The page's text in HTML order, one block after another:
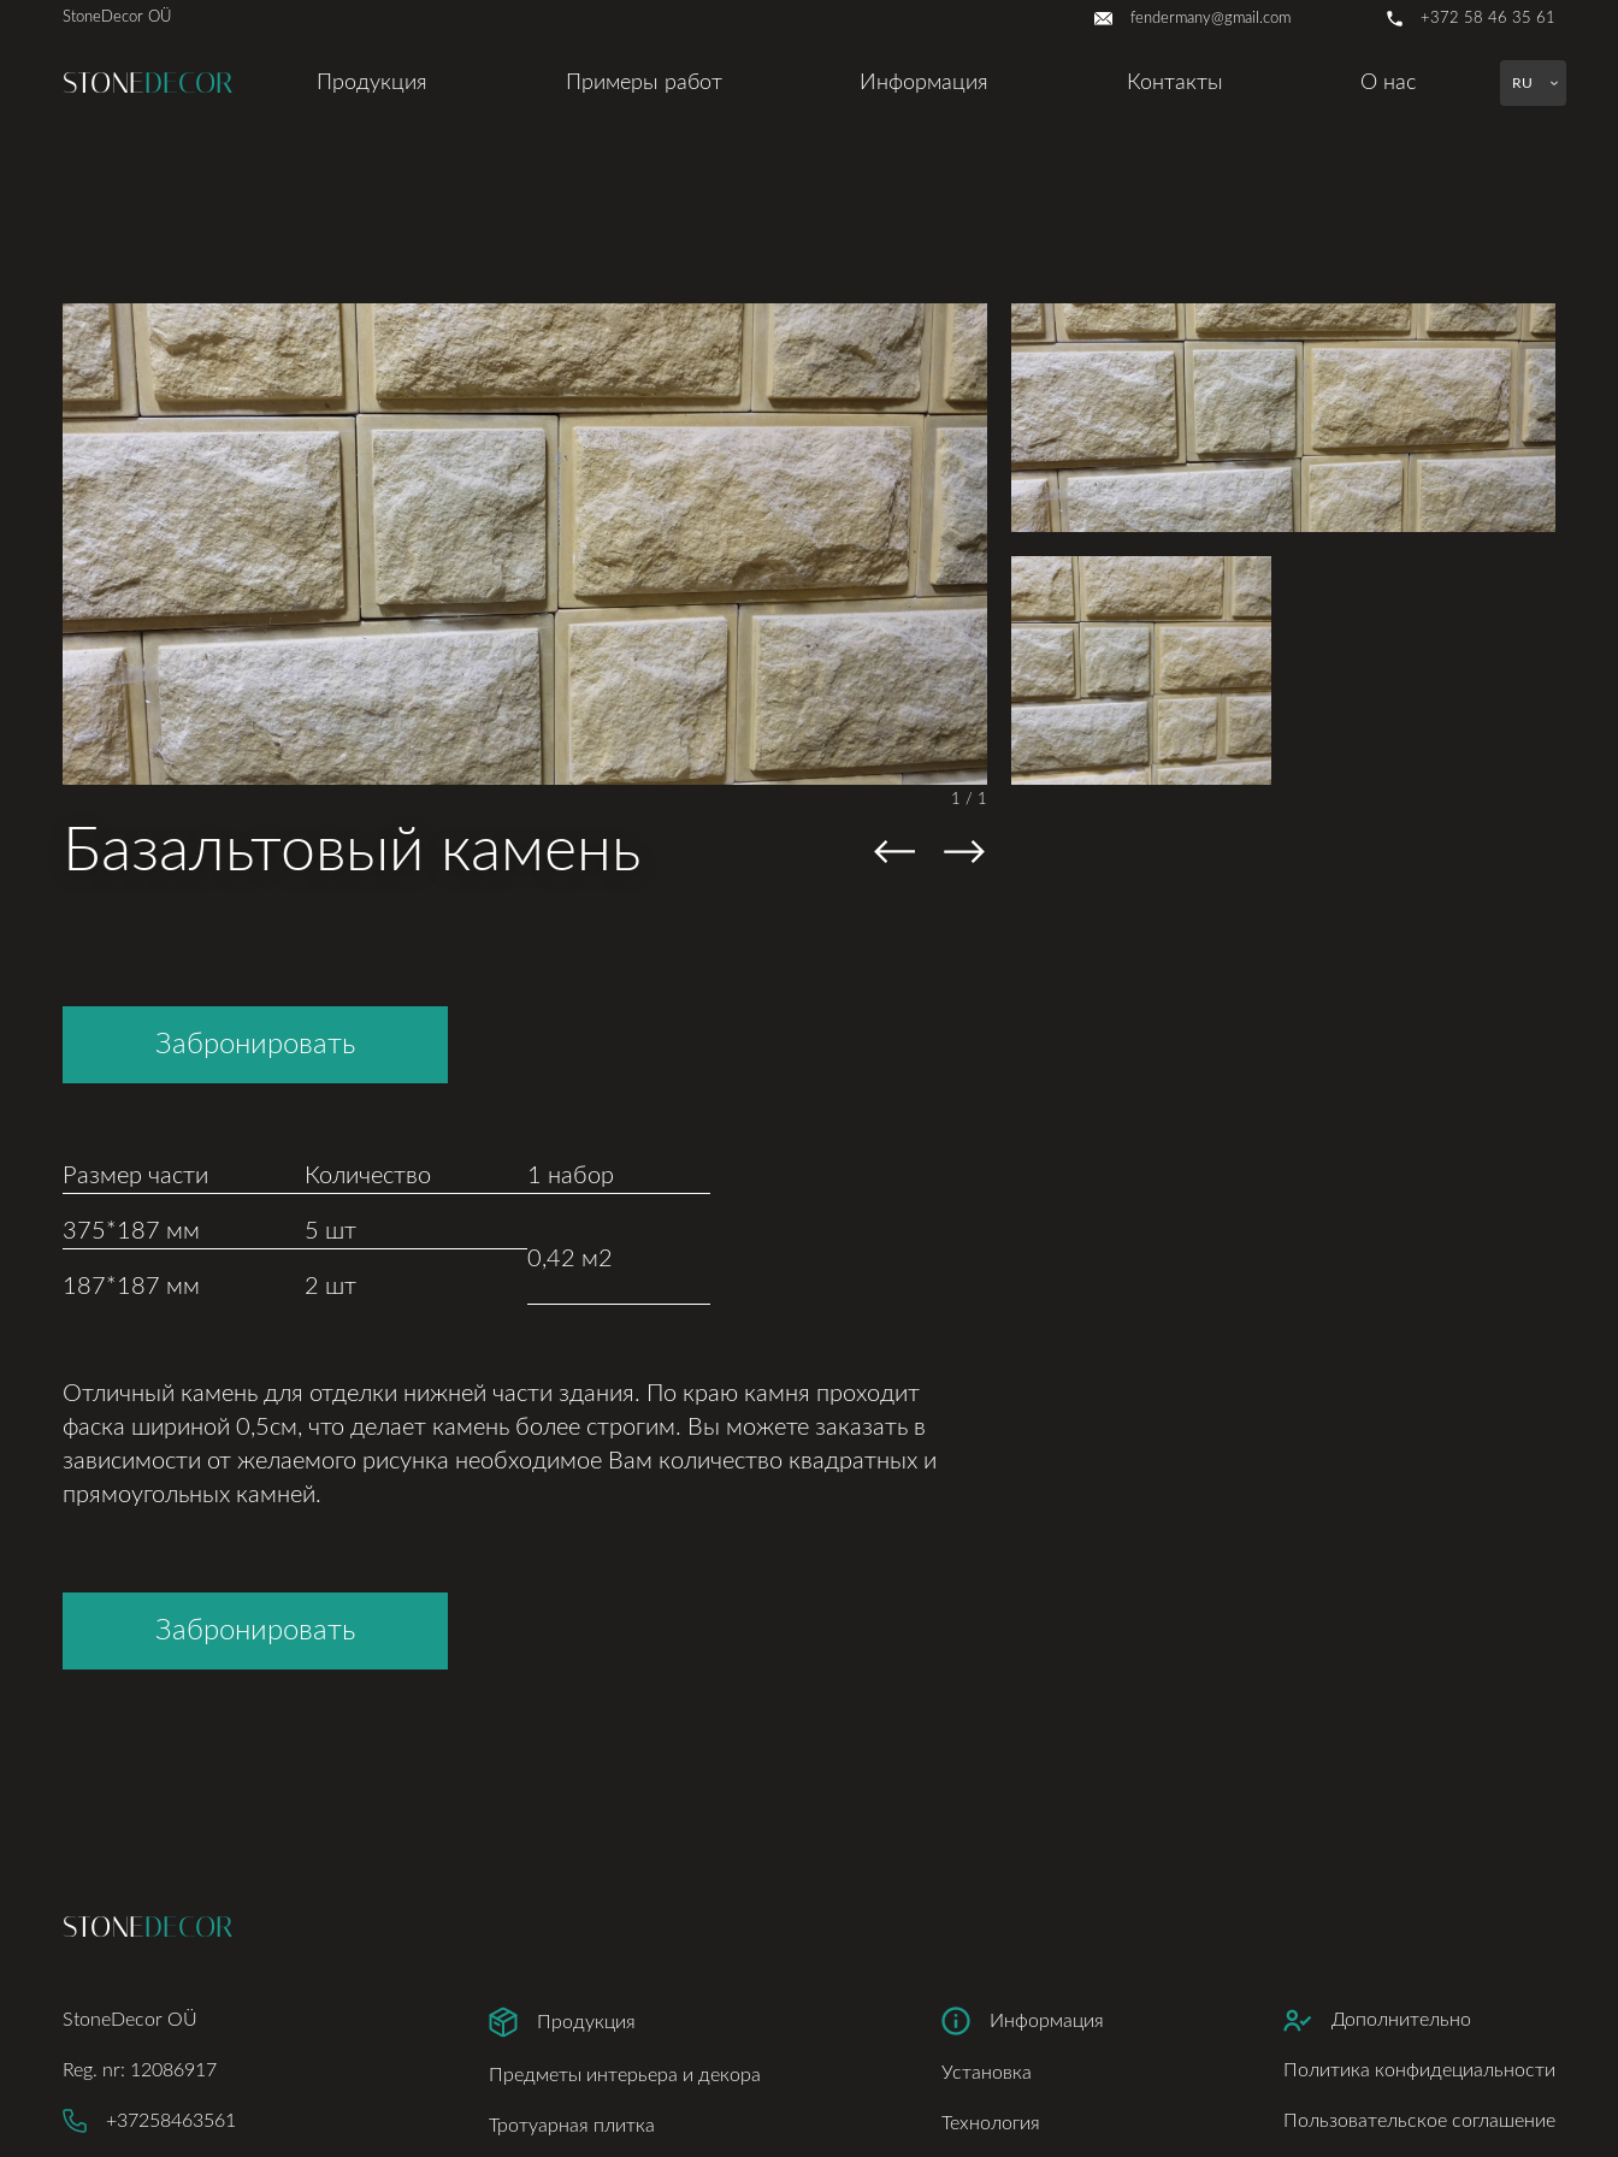
StoneDecor OÜ fendermany@gmail.com +372 58 46 35 61
STONEDECOR Продукция Примеры работ Информация Контакты О нас RU
1 / 1
Базальтовый камень
Забронировать
Размер части Количество 1 набор
375*187 мм
5 шт
0,42 м2
187*187 мм
2 шт
Отличный камень для отделки нижней части здания. По краю камня проходит
фаска шириной 0,5см, что делает камень более строгим. Вы можете заказать в
зависимости от желаемого рисунка необходимое Вам количество квадратных и
прямоугольных камней.
Забронировать
STONEDECOR
StoneDecor OÜ
Reg. nr: 12086917
+37258463561
Продукция
Предметы интерьера и декора
Тротуарная плитка
Информация
Установка
Технология
Дополнительно
Политика конфидециальности
Пользовательское соглашение